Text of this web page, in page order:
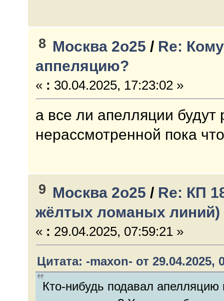
8 Москва 2о25 / Re:
аппеляцию?
« : 30.04.2025, 17:23:02 »
а все ли апелляции
нерассмотренной пока
9 Москва 2о25 / Re: КП
жёлтых ломаных линий)
« : 29.04.2025, 07:59:21 »
Цитата: -maxon- от 29.04.2025,
Кто-нибудь подавал апелляцию